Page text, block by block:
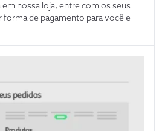
nossa loja, entre com os seus
forma de pagamento para você e